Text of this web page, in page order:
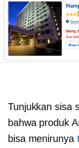
Tunjukkan sisa
bahwa produk
bisa menirunya